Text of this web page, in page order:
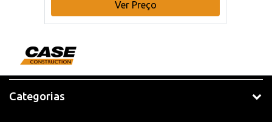
Ver Preço
Categorias